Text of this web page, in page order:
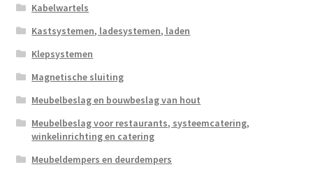
Kabelwartels
Kastsystemen, ladesystemen, laden
Klepsystemen
Magnetische sluiting
Meubelbeslag en bouwbeslag van hout
Meubelbeslag voor restaurants, systeemcatering,
winkelinrichting en catering
Meubeldempers en deurdempers